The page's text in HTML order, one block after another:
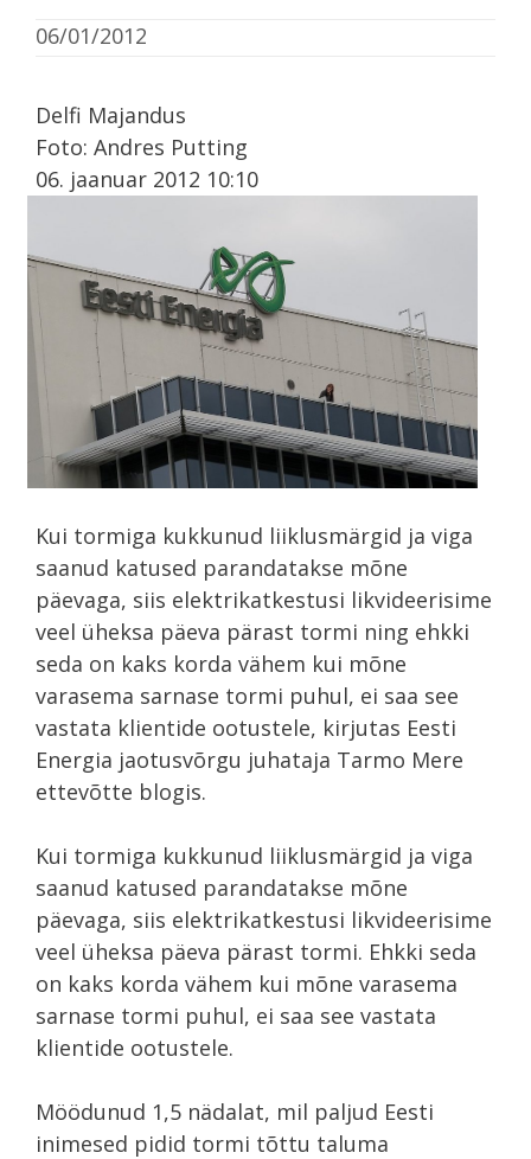
06/01/2012
Delfi Majandus
Foto: Andres Putting
06. jaanuar 2012 10:10
Kui tormiga kukkunud liiklusmärgid ja viga
saanud katused parandatakse mõne
päevaga, siis elektrikatkestusi likvideerisime
veel üheksa päeva pärast tormi ning ehkki
seda on kaks korda vähem kui mõne
varasema sarnase tormi puhul, ei saa see
vastata klientide ootustele, kirjutas Eesti
Energia jaotusvõrgu juhataja Tarmo Mere
ettevõtte blogis.
Kui tormiga kukkunud liiklusmärgid ja viga
saanud katused parandatakse mõne
päevaga, siis elektrikatkestusi likvideerisime
veel üheksa päeva pärast tormi. Ehkki seda
on kaks korda vähem kui mõne varasema
sarnase tormi puhul, ei saa see vastata
klientide ootustele.
Möödunud 1,5 nädalat, mil paljud Eesti
inimesed pidid tormi tõttu taluma